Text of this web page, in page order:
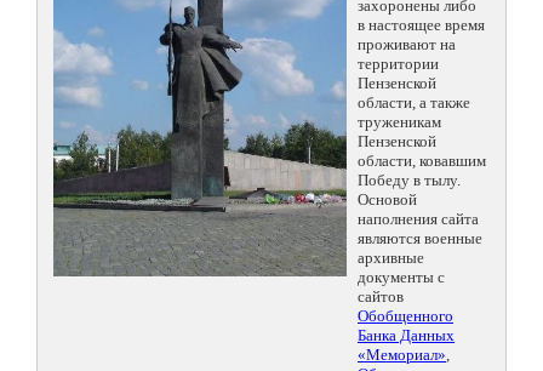
захоронены либо
в настоящее время
проживают на
территории
Пензенской
области, а также
труженикам
Пензенской
области, ковавшим
Победу в тылу.
Основой
наполнения сайта
являются военные
архивные
документы с
сайтов
Обобщенного
Банка Данных
«Мемориал»,